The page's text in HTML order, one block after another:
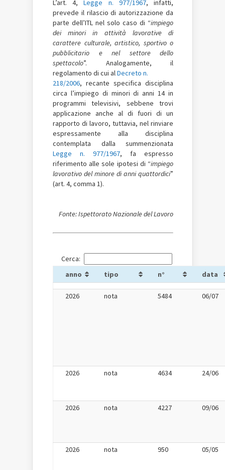
L’art. 4,Legge n. 977/1967, infatti,
prevede il rilascio di autorizzazione da
parte dell’ITL nel solo caso di “impiego
dei minori in attività lavorative di
carattere culturale, artistico, sportivo o
pubblicitario e nel settore dello
spettacolo”. Analogamente, il
regolamento di cui alDecreto n.
218/2006, recante specifica disciplina
circa l’impiego di minori di anni 14 in
programmi televisivi, sebbene trovi
applicazione anche al di fuori di un
rapporto di lavoro, tuttavia, nel rinviare
espressamente alla disciplina
contemplata dalla summenzionata
Legge n. 977/1967, fa espresso
riferimento alle sole ipotesi di “impiego
lavorativo del minore di anni quattordici”
(art. 4, comma 1).
Fonte: Ispettorato Nazionale del Lavoro
Cerca:
anno
tipo n° data
2026 nota 5484 06/07
2026 nota 4634 24/06
2026 nota 4227 09/06
2026 nota 950 05/05